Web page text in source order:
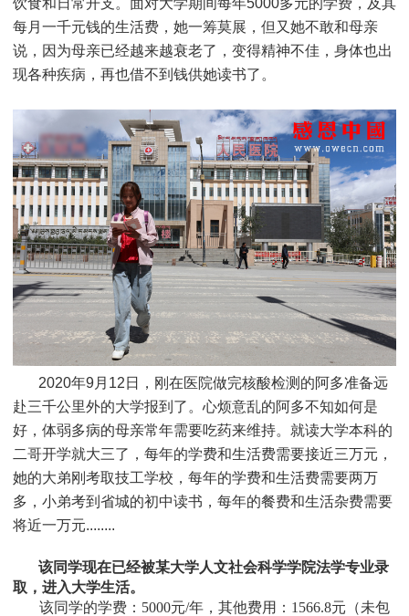
饮食和日常开支。面对大学期间每年5000多元的学费，及其
每月一千元钱的生活费，她一筹莫展，但又她不敢和母亲
说，因为母亲已经越来越衰老了，变得精神不佳，身体也出
现各种疾病，再也借不到钱供她读书了。
2020年9月12日，刚在医院做完核酸检测的阿多准备远
赴三千公里外的大学报到了。心烦意乱的阿多不知如何是
好，体弱多病的母亲常年需要吃药来维持。就读大学本科的
二哥开学就大三了，每年的学费和生活费需要接近三万元，
她的大弟刚考取技工学校，每年的学费和生活费需要两万
多，小弟考到省城的初中读书，每年的餐费和生活杂费需要
将近一万元........
该同学现在已经被某大学人文社会科学学院法学专业录
取，进入大学生活。
该同学的学费： 5000元/年，其他费用：1566.8元 （未包